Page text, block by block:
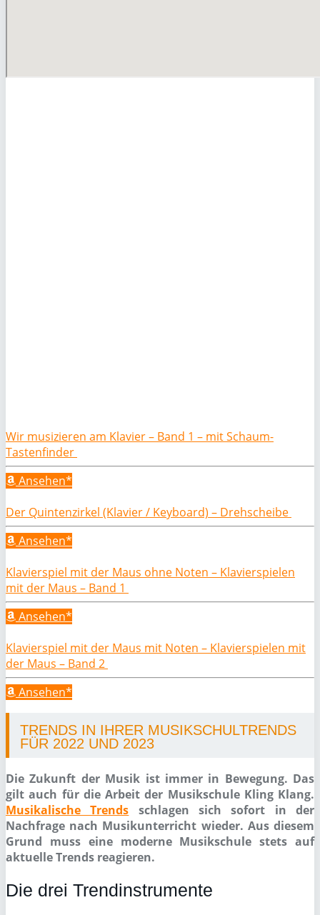
Wir musizieren am Klavier – Band 1 – mit Schaum-
Tastenfinder
Ansehen*
Der Quintenzirkel (Klavier / Keyboard) – Drehscheibe
Ansehen*
Klavierspiel mit der Maus ohne Noten – Klavierspielen
mit der Maus – Band 1
Ansehen*
Klavierspiel mit der Maus mit Noten – Klavierspielen mit
der Maus – Band 2
Ansehen*
TRENDS IN IHRER MUSIKSCHULTRENDS
FÜR 2022 UND 2023
Die Zukunft der Musik ist immer in Bewegung. Das
gilt auch für die Arbeit der Musikschule Kling Klang.
Musikalische Trends schlagen sich sofort in der
Nachfrage nach Musikunterricht wieder. Aus diesem
Grund muss eine moderne Musikschule stets auf
aktuelle Trends reagieren.
Die drei Trendinstrumente